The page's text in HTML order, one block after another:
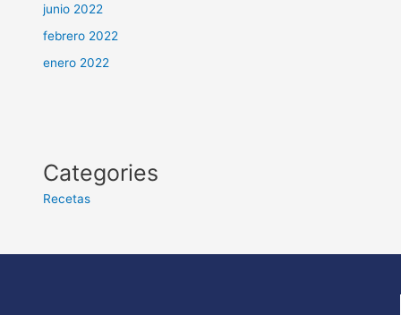
junio 2022
febrero 2022
enero 2022
Categories
Recetas